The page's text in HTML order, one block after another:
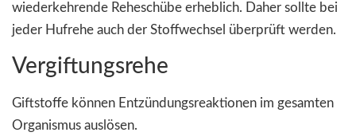
wiederkehrende Reheschübe erheblich. Daher sollte bei
jeder Hufrehe auch der Stoffwechsel überprüft werden.
Vergiftungsrehe
Giftstoffe können Entzündungsreaktionen im gesamten
Organismus auslösen.